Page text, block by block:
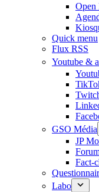
Open
Quick menu
Flux RSS
Youtube &
GSO Média
JP
Fact-
Labo